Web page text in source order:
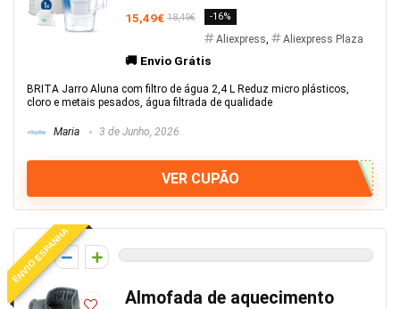
15,49€ 18,49€ -16%
Aliexpress, Aliexpress Plaza
🚚 Envio Grátis
BRITA Jarro Aluna com filtro de água 2,4 L Reduz micro plásticos,
cloro e metais pesados, água filtrada de qualidade
Maria 3 de Junho, 2026
VER CUPÃO
ENVIO ESPANHA
0
Almofada de aquecimento